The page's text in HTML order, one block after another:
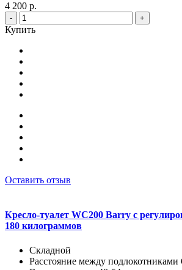
4 200 р.
- +
Купить
Оставить отзыв
Кресло-туалет WC200 Barry с
180 килограммов
Складной
Расстояние между подлокотниками